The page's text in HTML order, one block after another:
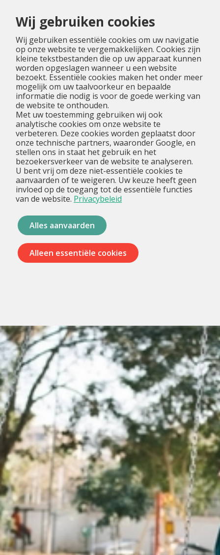
Wij gebruiken cookies
Wij gebruiken essentiële cookies om uw navigatie
op onze website te vergemakkelijken. Cookies zijn
kleine tekstbestanden die op uw apparaat kunnen
worden opgeslagen wanneer u een website
bezoekt. Essentiële cookies maken het onder meer
mogelijk om uw taalvoorkeur en bepaalde
informatie die nodig is voor de goede werking van
de website te onthouden.
Met uw toestemming gebruiken wij ook
analytische cookies om onze website te
verbeteren. Deze cookies worden geplaatst door
onze technische partners, waaronder Google, en
stellen ons in staat het gebruik en het
bezoekersverkeer van de website te analyseren.
U bent vrij om deze niet-essentiële cookies te
aanvaarden of te weigeren. Uw keuze heeft geen
invloed op de toegang tot de essentiële functies
van de website. Privacybeleid
Alles aanvaarden
Alleen essentiële cookies